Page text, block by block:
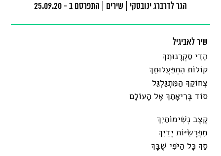
הגר לדרברג ינובסקי שירים התפרסם ב - 25.09.20
שיר לאביגיל
הֵדֵי סַקְרָנוּתֵךְ
קוֹלוֹת הִתְפַּעֲלוּתֵךְ
צְחוֹקֵךְ הַמִּתְגַּלְגֵּל
סוֹד בְּרִיאָתֵךְ אֶל הָעוֹלָם
קֶצֶב נְשִׁימוֹתַיִךְ
מִפְרָשִׂיּוֹת יָדַיִךְ
סַךְ כָּל הַיֹּפִי שֶׁבָּךְ